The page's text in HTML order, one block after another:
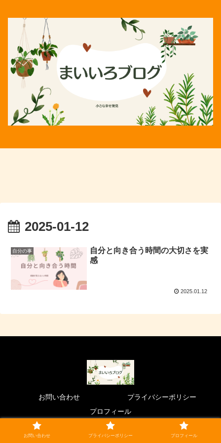
2025-01-12
自分の事
自分と向き合う時間の大切さを実
感
2025.01.12
お問い合わせ
プライバシーポリシー
プロフィール
© 2023 まいいろブログ.
お問い合わせ プライバシーポリシー プロフィール